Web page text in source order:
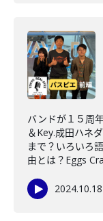
バンドが１５周
＆Key.成田ハネ
まで？いろいろ
由とは？Eggs
2024.10.18